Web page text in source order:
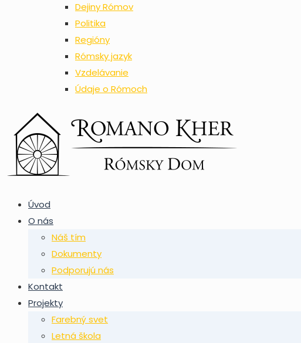
Dejiny Rómov
Politika
Regióny
Rómsky jazyk
Vzdelávanie
Údaje o Rómoch
Úvod
O nás
Náš tím
Dokumenty
Podporujú nás
Kontakt
Projekty
Farebný svet
Letná škola